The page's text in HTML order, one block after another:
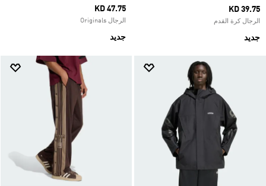
KD 39.75
الرجال كرة القدم
جديد
KD 47.75
الرجال Originals
جديد